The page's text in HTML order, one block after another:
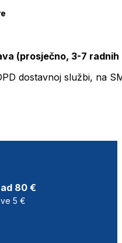
(prosječno, 3-7 radnih
dostavnoj službi, na
80 €
5 €